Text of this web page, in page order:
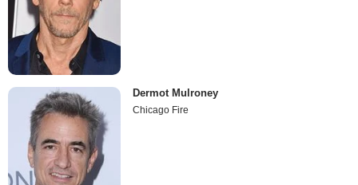
Dermot Mulroney
Chicago Fire